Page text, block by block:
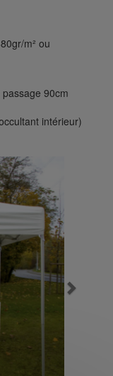
m² ou
90cm
intérieur)